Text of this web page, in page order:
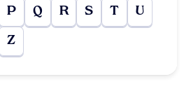
P Q R S T U
Z